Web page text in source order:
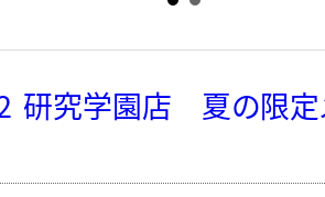
研究学園店 夏の限定